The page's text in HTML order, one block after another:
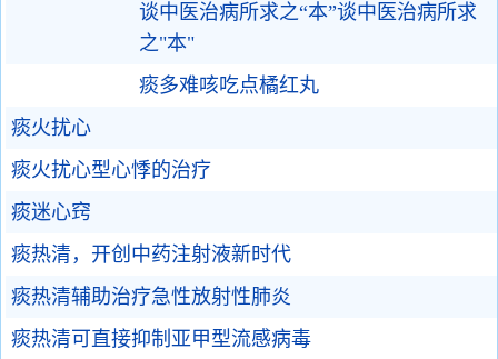
谈中医治病所求之“本”谈中医治病所求
之"本"
痰多难咳吃点橘红丸
痰火扰心
痰火扰心型心悸的治疗
痰迷心窍
痰热清，开创中药注射液新时代
痰热清辅助治疗急性放射性肺炎
痰热清可直接抑制亚甲型流感病毒